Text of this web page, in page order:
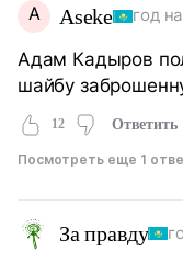
A Aseke год
Адам Кадыров
шайбу
12 Ответить
Посмотреть еще 1
За правду